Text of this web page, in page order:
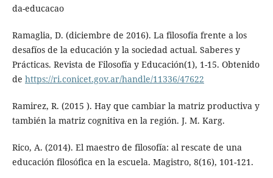
da-educacao
Ramaglia, D. (diciembre de 2016). La filosofía frente a los
desafíos de la educación y la sociedad actual. Saberes y
Prácticas. Revista de Filosofía y Educación(1), 1-15. Obtenido
de https://ri.conicet.gov.ar/handle/11336/47622
Ramirez, R. (2015 ). Hay que cambiar la matriz productiva y
también la matriz cognitiva en la región. J. M. Karg.
Rico, A. (2014). El maestro de filosofía: al rescate de una
educación filosófica en la escuela. Magistro, 8(16), 101-121.